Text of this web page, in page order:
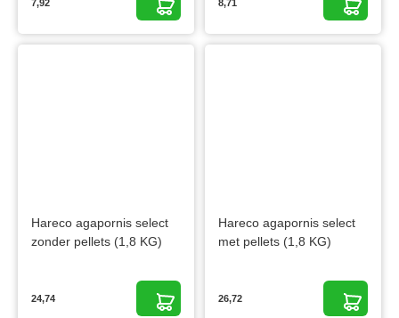
7,92 8,71
Hareco agapornis select
zonder pellets (1,8 KG)
24,74
Hareco agapornis select
met pellets (1,8 KG)
26,72